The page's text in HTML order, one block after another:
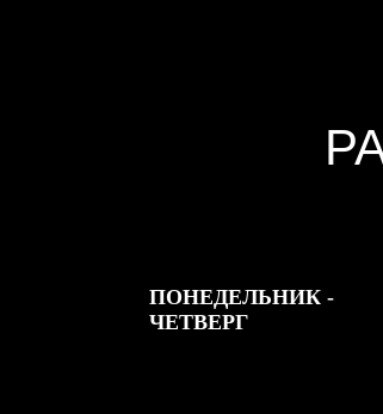
ПОНЕДЕЛЬНИК -
ЧЕТВЕРГ